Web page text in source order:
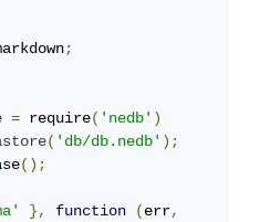
;
= require('nedb')
('db/db.nedb');
();
}, function (err,